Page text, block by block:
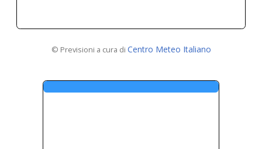
© Previsioni a cura di Centro Meteo Italiano